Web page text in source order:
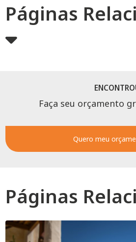
Páginas
Faça seu orçamento
Quero meu
Páginas